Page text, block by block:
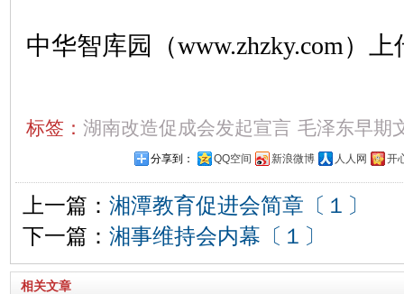
中华智库园（www.zhzky.com）上
标签： 湖南改造促成会发起宣言 毛泽东早期
分享到： QQ空间 新浪微博 人人网 开
上一篇： 湘潭教育促进会简章〔１〕
下一篇： 湘事维持会内幕〔１〕
相关文章